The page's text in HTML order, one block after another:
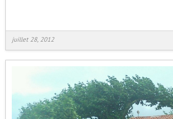
juillet 28, 2012